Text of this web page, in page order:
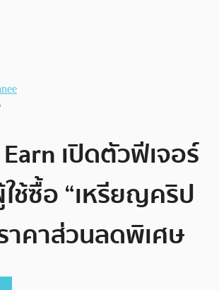
เปิดตัวฟีเจอร์
ใช้ซื้อ “เหรียญคริป
าคาส่วนลดพิเศษ